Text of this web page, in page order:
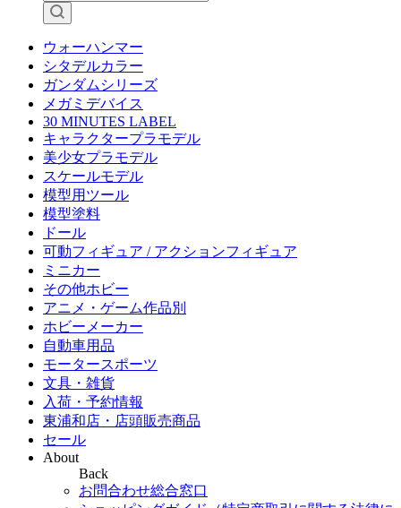
ウォーハンマー
シタデルカラー
ガンダムシリーズ
メガミデバイス
30 MINUTES LABEL
キャラクタープラモデル
美少女プラモデル
スケールモデル
模型用ツール
模型塗料
ドール
可動フィギュア / アクションフィギュア
ミニカー
その他ホビー
アニメ・ゲーム作品別
ホビーメーカー
自動車用品
モータースポーツ
文具・雑貨
入荷・予約情報
東浦和店・店頭販売商品
セール
About
Back
お問合わせ総合窓口